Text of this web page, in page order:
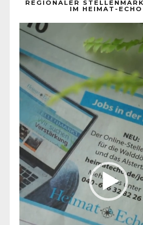
REGIONALER
IM HEIMAT-ECHO
Player